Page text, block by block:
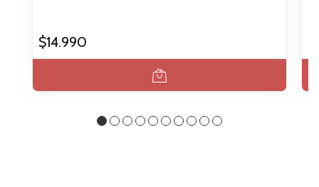
$14.990